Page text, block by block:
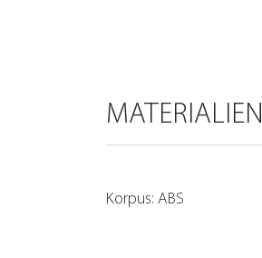
MATERIALIEN
Korpus: ABS